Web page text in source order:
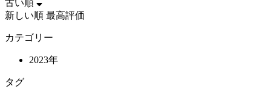
古い順
新しい順 最高評価
カテゴリー
2023年
タグ